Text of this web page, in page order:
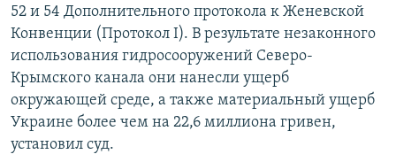
52 и 54 Дополнительного протокола к Женевской
Конвенции (Протокол I). В результате незаконного
использования гидросооружений Северо-
Крымского канала они нанесли ущерб
окружающей среде, а также материальный ущерб
Украине более чем на 22,6 миллиона гривен,
установил суд.